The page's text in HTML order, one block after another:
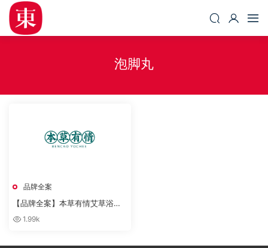
泡脚丸
品牌全案
【品牌全案】本草有情艾草浴足
丸全案设计及产品拍摄
1.99k